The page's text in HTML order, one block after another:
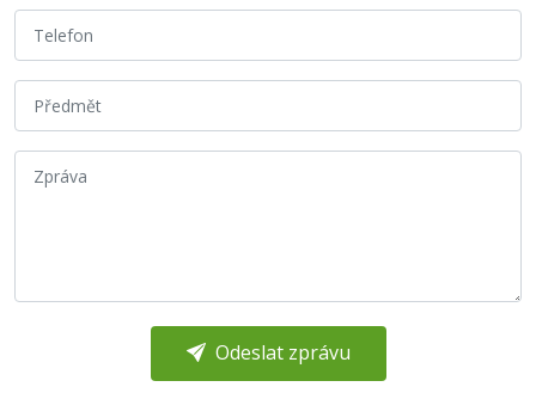
Odeslat zprávu